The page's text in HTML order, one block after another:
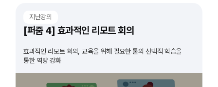
지난강의
[퍼줌 4] 효과적인 리모트 회의
효과적인 리모트 회의, 교육을 위해 필요한 툴의 선택적 학습을
통한 역량 강화